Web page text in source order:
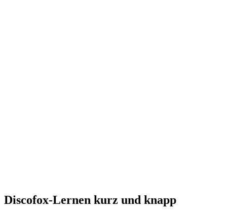
Discofox-Lernen kurz und knapp